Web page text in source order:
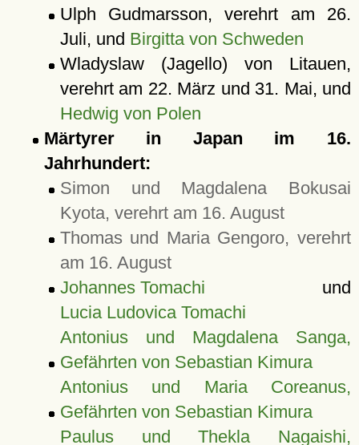
Ulph Gudmarsson, verehrt am 26.
Juli, und Birgitta von Schweden
Wladyslaw (Jagello) von Litauen,
verehrt am 22. März und 31. Mai, und
Hedwig von Polen
Märtyrer in Japan im 16.
Jahrhundert:
Simon und Magdalena Bokusai
Kyota, verehrt am 16. August
Thomas und Maria Gengoro, verehrt
am 16. August
Johannes Tomachi und
Lucia Ludovica Tomachi
Antonius und Magdalena Sanga,
Gefährten von Sebastian Kimura
Antonius und Maria Coreanus,
Gefährten von Sebastian Kimura
Paulus und Thekla Nagaishi,